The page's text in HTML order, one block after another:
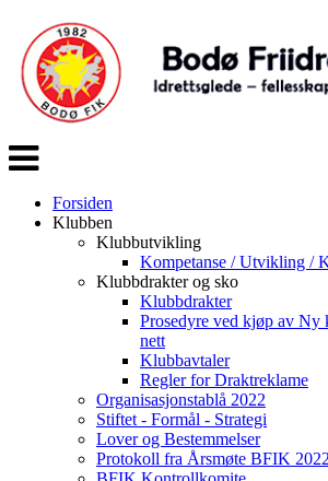
Veksle
navigasjon
Forsiden
Klubben
Klubbutvikling
Kompetanse / Utvikling /
Klubbdrakter og sko
Klubbdrakter
Prosedyre ved kjøp av Ny
nett
Klubbavtaler
Regler for Draktreklame
Organisasjonstablå 2022
Stiftet - Formål - Strategi
Lover og Bestemmelser
Protokoll fra Årsmøte BFIK 2022